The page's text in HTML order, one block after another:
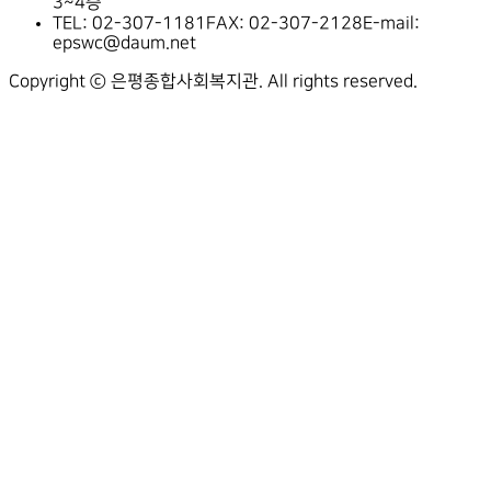
TEL: 02-307-1181 FAX: 02-307-2128E-mail:
epswc@daum.net
Copyright ⓒ 은평종합사회복지관. All rights reserved.